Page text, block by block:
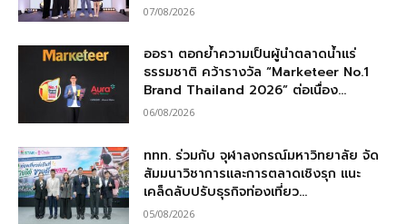
07/08/2026
ออรา ตอกย้ำความเป็นผู้นำตลาดน้ำแร่
ธรรมชาติ คว้ารางวัล “Marketeer No.1
Brand Thailand 2026” ต่อเนื่อง...
06/08/2026
ททท. ร่วมกับ จุฬาลงกรณ์มหาวิทยาลัย จัด
สัมมนาวิชาการและการตลาดเชิงรุก แนะ
เคล็ดลับปรับธุรกิจท่องเที่ยว...
05/08/2026